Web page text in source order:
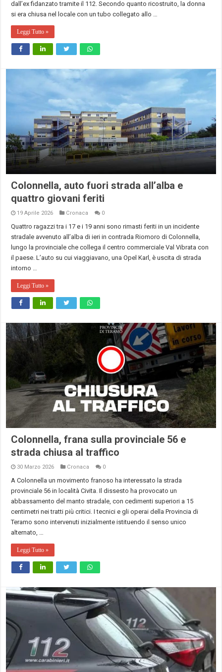
dall’ex fidanzato tramite il 112. Secondo quanto ricostruito, la donna
si era chiusa nel locale con un tubo collegato allo …
Leggi Tutto »
Colonnella, auto fuori strada all’alba e
quattro giovani feriti
19 Aprile 2026 Cronaca 0
Quattro ragazzi tra i 17 e i 19 anni sono rimasti feriti in un incidente
stradale avvenuto all’alba di ieri in contrada Riomoro di Colonnella,
lungo la provinciale che collega il centro commerciale Val Vibrata con
il paese. L’auto su cui viaggiavano, una Opel Karl, è uscita di strada
intorno …
Leggi Tutto »
Colonnella, frana sulla provinciale 56 e
strada chiusa al traffico
30 Marzo 2026 Cronaca 0
A Colonnella un movimento franoso ha interessato la strada
provinciale 56 in località Civita. Il dissesto ha provocato un
abbassamento del manto stradale, con cedimenti superiori a 15
centimetri nei tratti più critici. I tecnici e gli operai della Provincia di
Teramo sono intervenuti inizialmente istituendo il senso unico
alternato, …
Leggi Tutto »